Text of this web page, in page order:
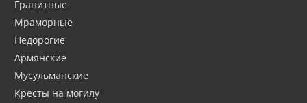
Гранитные
Мраморные
Недорогие
Армянские
Мусульманские
Кресты на могилу